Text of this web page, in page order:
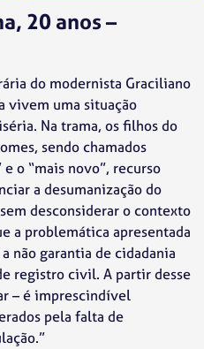
20 anos –
do modernista Graciliano
vivem uma situação
Na trama, os filhos do
sendo chamados
o “mais novo”, recurso
a desumanização do
desconsiderar o contexto
a problemática apresentada
não garantia de cidadania
registro civil. A partir desse
– é imprescindível
pela falta de